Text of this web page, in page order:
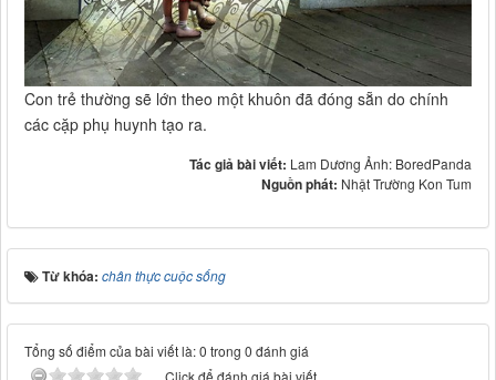
Con trẻ thường sẽ lớn theo một khuôn đã đóng sẵn do chính
các cặp phụ huynh tạo ra.
Tác giả bài viết: Lam Dương Ảnh: BoredPanda
Nguồn phát: Nhật Trường Kon Tum
Từ khóa: chân thực cuộc sống
Tổng số điểm của bài viết là: 0 trong 0 đánh giá
Click để đánh giá bài viết